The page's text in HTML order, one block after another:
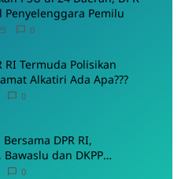
Penyelenggara Pemilu
0
RI Termuda Polisikan
Komedian Mamat Alkatiri Ada Apa???
0
DPR RI,
dan DKPP
PKPU
0